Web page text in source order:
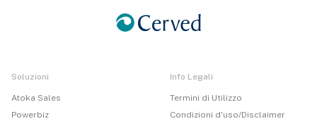
Soluzioni
Atoka Sales
Powerbiz
Info Legali
Termini di Utilizzo
Condizioni d'uso/Disclaimer